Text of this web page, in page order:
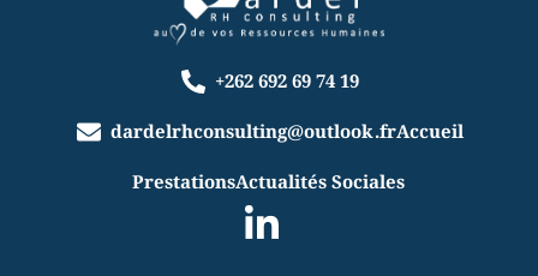
+262 692 69 74 19
dardelrhconsulting@outlook.frAccueil
PrestationsActualités Sociales